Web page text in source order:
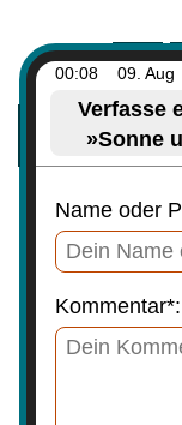
00:08 09. Aug
Verfasse
»Sonne
Name oder
Kommentar*: